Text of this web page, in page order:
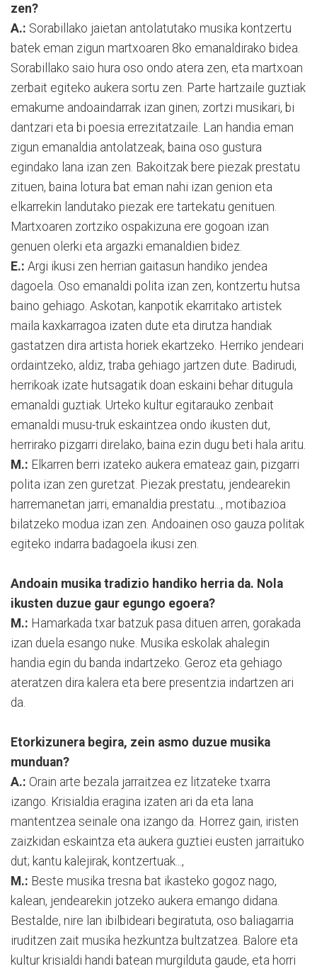
zen?
A.: Sorabillako jaietan antolatutako musika kontzertu
batek eman zigun martxoaren 8ko emanaldirako bidea.
Sorabillako saio hura oso ondo atera zen, eta martxoan
zerbait egiteko aukera sortu zen. Parte hartzaile guztiak
emakume andoaindarrak izan ginen; zortzi musikari, bi
dantzari eta bi poesia errezitatzaile. Lan handia eman
zigun emanaldia antolatzeak, baina oso gustura
egindako lana izan zen. Bakoitzak bere piezak prestatu
zituen, baina lotura bat eman nahi izan genion eta
elkarrekin landutako piezak ere tartekatu genituen.
Martxoaren zortziko ospakizuna ere gogoan izan
genuen olerki eta argazki emanaldien bidez.
E.: Argi ikusi zen herrian gaitasun handiko jendea
dagoela. Oso emanaldi polita izan zen, kontzertu hutsa
baino gehiago. Askotan, kanpotik ekarritako artistek
maila kaxkarragoa izaten dute eta dirutza handiak
gastatzen dira artista horiek ekartzeko. Herriko jendeari
ordaintzeko, aldiz, traba gehiago jartzen dute. Badirudi,
herrikoak izate hutsagatik doan eskaini behar ditugula
emanaldi guztiak. Urteko kultur egitarauko zenbait
emanaldi musu-truk eskaintzea ondo ikusten dut,
herrirako pizgarri direlako, baina ezin dugu beti hala aritu.
M.: Elkarren berri izateko aukera emateaz gain, pizgarri
polita izan zen guretzat. Piezak prestatu, jendearekin
harremanetan jarri, emanaldia prestatu..., motibazioa
bilatzeko modua izan zen. Andoainen oso gauza politak
egiteko indarra badagoela ikusi zen.
Andoain musika tradizio handiko herria da. Nola
ikusten duzue gaur egungo egoera?
M.: Hamarkada txar batzuk pasa dituen arren, gorakada
izan duela esango nuke. Musika eskolak ahalegin
handia egin du banda indartzeko. Geroz eta gehiago
ateratzen dira kalera eta bere presentzia indartzen ari
da.
Etorkizunera begira, zein asmo duzue musika
munduan?
A.: Orain arte bezala jarraitzea ez litzateke txarra
izango. Krisialdia eragina izaten ari da eta lana
mantentzea seinale ona izango da. Horrez gain, iristen
zaizkidan eskaintza eta aukera guztiei eusten jarraituko
dut; kantu kalejirak, kontzertuak...,
M.: Beste musika tresna bat ikasteko gogoz nago,
kalean, jendearekin jotzeko aukera emango didana.
Bestalde, nire lan ibilbideari begiratuta, oso baliagarria
iruditzen zait musika hezkuntza bultzatzea. Balore eta
kultur krisialdi handi batean murgilduta gaude, eta horri